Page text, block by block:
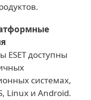
ESET доступны
системах,
Linux и Android.